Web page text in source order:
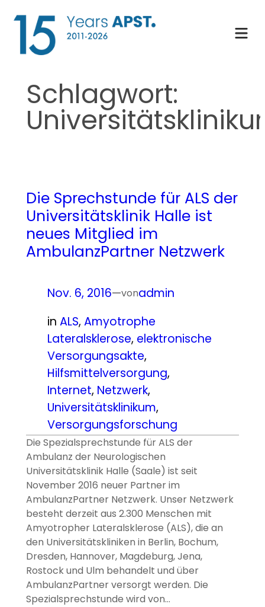
Zum
Inhalt
springen
Schlagwort:
Die Sprechstunde für ALS der
Universitätsklinik Halle ist
neues Mitglied im
AmbulanzPartner Netzwerk
Nov. 6, 2016—vonadmin
in ALS, Amyotrophe
Lateralsklerose, elektronische
Versorgungsakte
Hilfsmittelversorgung
Internet, Netzwerk
Universitätsklinikum
Versorgungsforschung
Die Spezialsprechstunde für ALS der
Ambulanz der Neurologischen
Universitätsklinik Halle (Saale) ist seit
November 2016 neuer Partner im
AmbulanzPartner Netzwerk. Unser Netzwerk
besteht derzeit aus 2.300 Menschen mit
Amyotropher Lateralsklerose (ALS), die an
den Universitätskliniken in Berlin, Bochum,
Dresden, Hannover, Magdeburg, Jena,
Rostock und Ulm behandelt und über
AmbulanzPartner versorgt werden. Die
Spezialsprechstunde wird von…